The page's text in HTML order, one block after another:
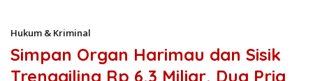
Hukum & Kriminal
Simpan Organ Harimau dan Sisik
Trenggiling Rp 6,3 Miliar, Dua Pria